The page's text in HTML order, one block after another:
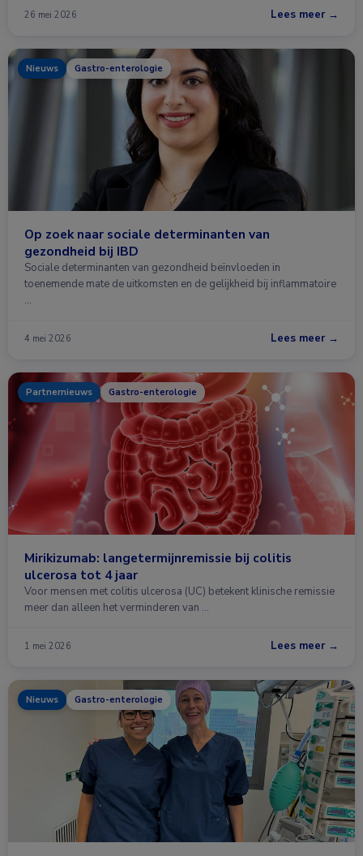
26 mei 2026 Lees meer →
Nieuws Gastro-enterologie
Op zoek naar sociale determinanten van
gezondheid bij IBD
Sociale determinanten van gezondheid beïnvloeden in
toenemende mate de uitkomsten en de gelijkheid bij inflammatoire
…
4 mei 2026 Lees meer →
Partnernieuws Gastro-enterologie
Mirikizumab: langetermijnremissie bij colitis
ulcerosa tot 4 jaar
Voor mensen met colitis ulcerosa (UC) betekent klinische remissie
meer dan alleen het verminderen van …
1 mei 2026 Lees meer →
Nieuws Gastro-enterologie